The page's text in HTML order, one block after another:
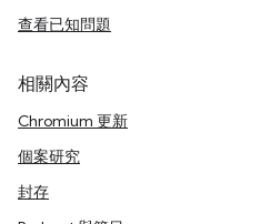
查看已知問題
相關內容
Chromium 更新
個案研究
封存